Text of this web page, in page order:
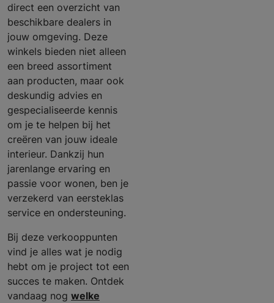
direct een overzicht van
beschikbare dealers in
jouw omgeving. Deze
winkels bieden niet alleen
een breed assortiment
aan producten, maar ook
deskundig advies en
gespecialiseerde kennis
om je te helpen bij het
creëren van jouw ideale
interieur. Dankzij hun
jarenlange ervaring en
passie voor wonen, ben je
verzekerd van eersteklas
service en ondersteuning.
Bij deze verkooppunten
vind je alles wat je nodig
hebt om je project tot een
succes te maken. Ontdek
vandaag nog welke